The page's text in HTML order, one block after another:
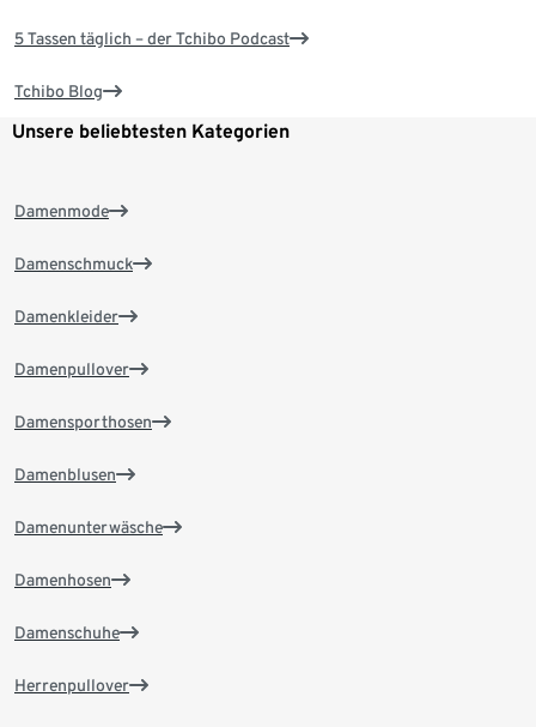
5 Tassen täglich – der Tchibo Podcast
Tchibo Blog
Unsere beliebtesten Kategorien
Damenmode
Damenschmuck
Damenkleider
Damenpullover
Damensporthosen
Damenblusen
Damenunterwäsche
Damenhosen
Damenschuhe
Herrenpullover